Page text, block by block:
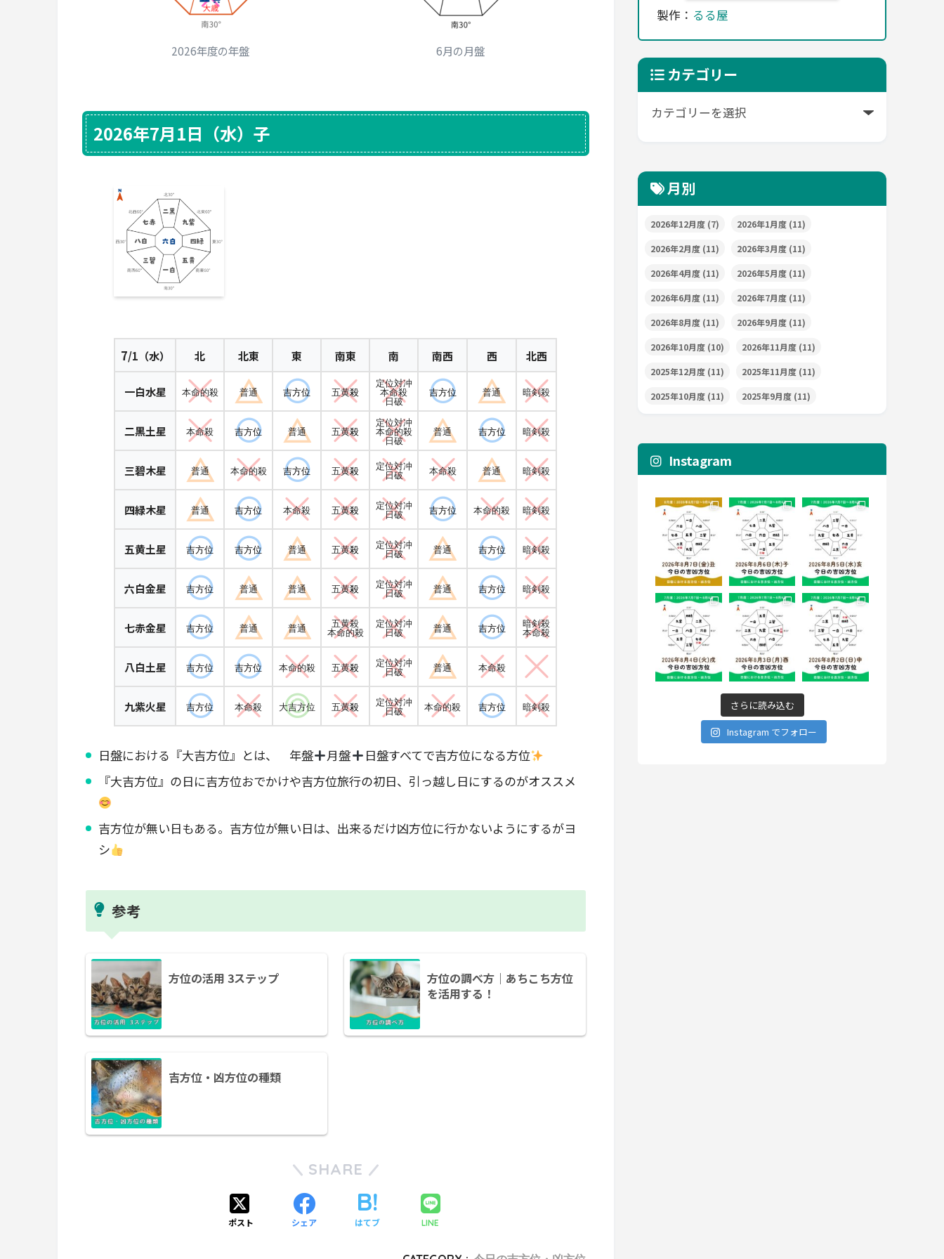
2026年度の年盤 6月の月盤
2026年7月1日（水）子
7/1（水） 北 北東 東 南東 南 南西 西 北西
一白水星 本命的殺 普通 吉方位 五黄殺
定位対冲
本命殺
日破
吉方位 普通 暗剣殺
二黒土星 本命殺 吉方位 普通 五黄殺
定位対冲
本命的殺
日破
普通 吉方位 暗剣殺
三碧木星 普通 本命的殺 吉方位 五黄殺
定位対冲
日破
本命殺 普通 暗剣殺
四緑木星 普通 吉方位 本命殺 五黄殺
定位対冲
日破
吉方位 本命的殺 暗剣殺
五黄土星 吉方位 吉方位 普通 五黄殺
定位対冲
日破
普通 吉方位 暗剣殺
六白金星 吉方位 普通 普通 五黄殺
定位対冲
日破
普通 吉方位 暗剣殺
七赤金星 吉方位 普通 普通
五黄殺
本命的殺
定位対冲
日破
普通 吉方位
暗剣殺
本命殺
八白土星 吉方位 吉方位 本命的殺 五黄殺
定位対冲
日破
普通 本命殺
九紫火星 吉方位 本命殺 大吉方位 五黄殺
定位対冲
日破
本命的殺 吉方位 暗剣殺
日盤における『大吉方位』とは、 年盤 月盤
日盤すべてで吉方位になる方位
『大吉方位』の日に吉方位おでかけや吉方位旅行の初日、引っ越し日にするのがオススメ
吉方位が無い日もある。吉方位が無い日は、出来るだけ凶方位に行かないようにするがヨ
シ
参考
方位の活用 3ステップ
方位の調べ方｜あちこち方位
を活用する！
吉方位・凶方位の種類
SHARE
ポスト シェア はてブ LINE
製作： るる屋
カテゴリー
月別
2026年12月度 (7) 2026年1月度 (11)
2026年2月度 (11) 2026年3月度 (11)
2026年4月度 (11) 2026年5月度 (11)
2026年6月度 (11) 2026年7月度 (11)
2026年8月度 (11) 2026年9月度 (11)
2026年10月度 (10) 2026年11月度 (11)
2025年12月度 (11) 2025年11月度 (11)
2025年10月度 (11) 2025年9月度 (11)
Instagram
さらに読み込む
Instagram でフォロー